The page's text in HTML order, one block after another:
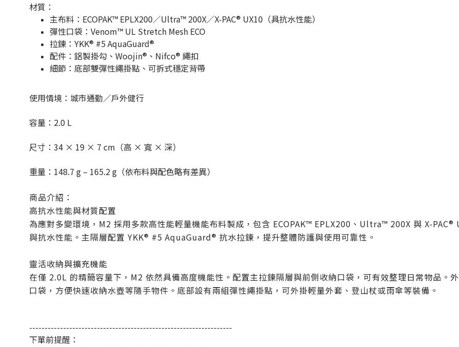
材質：
主布料：ECOPAK™ EPLX200／Ultra™ 200X／X-PAC® UX10（具抗水性能）
彈性口袋：Venom™ UL Stretch Mesh ECO
拉鍊：YKK® #5 AquaGuard®
配件：鋁製掛勾、Woojin®、Nifco® 繩扣
細節：底部雙彈性繩掛點、可拆式穩定背帶
使用情境：城市通勤／戶外健行
容量：2.0 L
尺寸：34 × 19 × 7 cm（高 × 寬 × 深）
重量： 148.7 g – 165.2 g （依布料與配色略有差異）
商品介紹：
高抗水性能與材質配置
為應對多變環境，M2 採用多款高性能輕量機能布料製成，包含 ECOPAK™ EPLX200、Ultra™ 200X 與 X-
與抗水性能。主隔層配置 YKK® #5 AquaGuard® 抗水拉鍊，提升整體防護與使用可靠性。
靈活收納與擴充機能
在僅 2.0L 的精簡容量下， M2 依然具備高度機能性。配置主拉鍊隔層與前側收納口袋，可有效整理日常物品。
口袋，方便快速收納水壺等隨手物件。底部設有兩組彈性繩掛點，可外掛輕量外套、登山杖或雨傘等裝備。
------------------------------------------------------------------
下單前提醒：